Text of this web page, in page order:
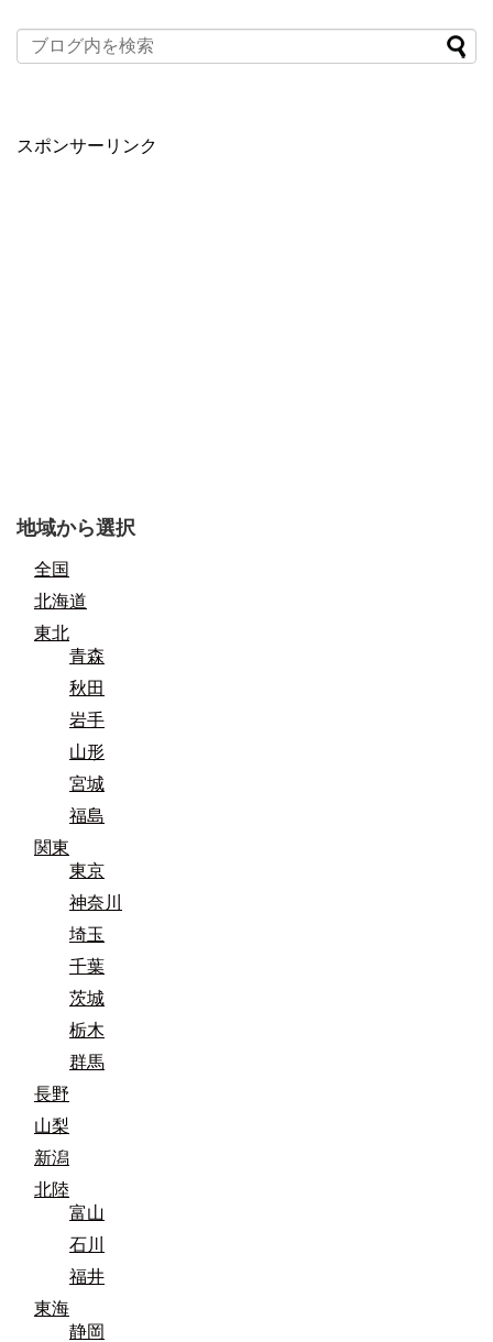
スポンサーリンク
地域から選択
全国
北海道
東北
青森
秋田
岩手
山形
宮城
福島
関東
東京
神奈川
埼玉
千葉
茨城
栃木
群馬
長野
山梨
新潟
北陸
富山
石川
福井
東海
静岡